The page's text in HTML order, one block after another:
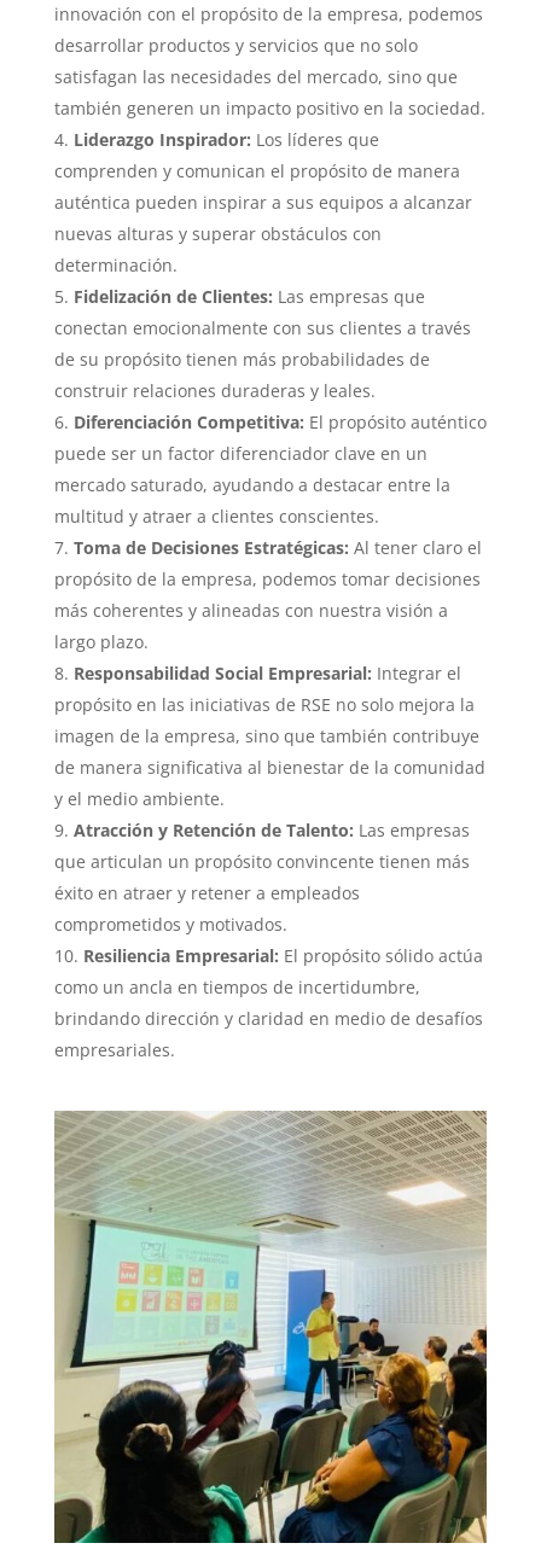
innovación con el propósito de la empresa, podemos
desarrollar productos y servicios que no solo
satisfagan las necesidades del mercado, sino que
también generen un impacto positivo en la sociedad.
Liderazgo Inspirador: Los líderes que
comprenden y comunican el propósito de manera
auténtica pueden inspirar a sus equipos a alcanzar
nuevas alturas y superar obstáculos con
determinación.
Fidelización de Clientes: Las empresas que
conectan emocionalmente con sus clientes a través
de su propósito tienen más probabilidades de
construir relaciones duraderas y leales.
Diferenciación Competitiva: El propósito auténtico
puede ser un factor diferenciador clave en un
mercado saturado, ayudando a destacar entre la
multitud y atraer a clientes conscientes.
Toma de Decisiones Estratégicas: Al tener claro el
propósito de la empresa, podemos tomar decisiones
más coherentes y alineadas con nuestra visión a
largo plazo.
Responsabilidad Social Empresarial: Integrar el
propósito en las iniciativas de RSE no solo mejora la
imagen de la empresa, sino que también contribuye
de manera significativa al bienestar de la comunidad
y el medio ambiente.
Atracción y Retención de Talento: Las empresas
que articulan un propósito convincente tienen más
éxito en atraer y retener a empleados
comprometidos y motivados.
Resiliencia Empresarial: El propósito sólido actúa
como un ancla en tiempos de incertidumbre,
brindando dirección y claridad en medio de desafíos
empresariales.